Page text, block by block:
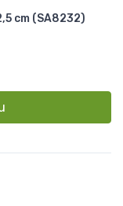
cm (SA8232)